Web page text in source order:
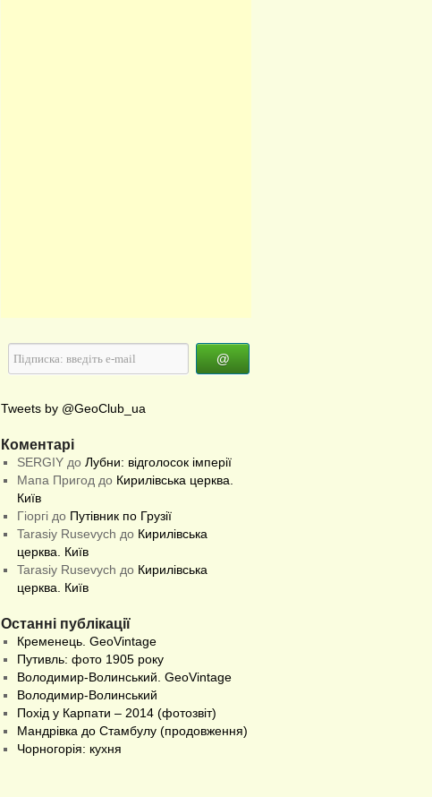
Tweets by @GeoClub_ua
Коментарі
SERGIY доЛубни: відголосок імперії
Мапа Пригод до Кирилівська церква.
Київ
Гіоргі до Путівник по Грузії
Tarasiy Rusevych до Кирилівська
церква. Київ
Tarasiy Rusevych до Кирилівська
церква. Київ
Останні публікації
Кременець. GeoVintage
Путивль: фото 1905 року
Володимир-Волинський. GeoVintage
Володимир-Волинський
Похід у Карпати – 2014 (фотозвіт)
Мандрівка до Стамбулу (продовження)
Чорногорія: кухня